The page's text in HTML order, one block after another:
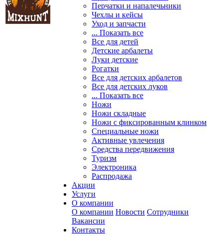
Перчатки и напалечьники
Чехлы и кейсы
Уход и запчасти
... Показать все
Все для детей
Детские арбалеты
Луки детские
Рогатки
Все для детских арбалетов
Все для детских луков
... Показать все
Ножи
Ножи складные
Ножи с фиксированным клинком
Специальные ножи
Активные увлечения
Средства передвижения
Туризм
Электроника
Распродажа
Акции
Услуги
О компании
О компании Новости Сотрудники
Вакансии
Контакты